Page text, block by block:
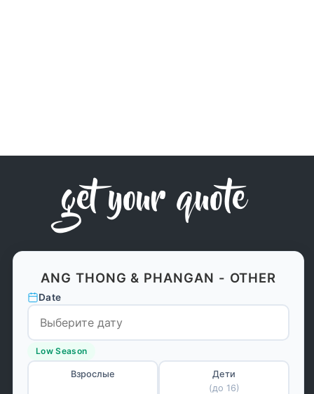
get your quote
ANG THONG & PHANGAN - OTHER
Date
Low Season
Взрослые
Дети
(до 16)